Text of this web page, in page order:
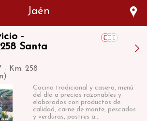
Jaén
-
Santa
- Km. 258
Cocina tradicional y casera, menú
del día a precios razonables y
elaborados con productos de
calidad, carne de monte, pescados
y verduras, postres a...
cookie declaration for domain group
aa8a-3b0205284212. Please add it to
the Cookiebot Manager to authorize